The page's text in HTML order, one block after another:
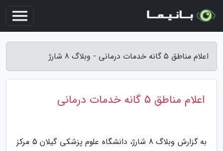
اعلام مناطق 5 گانه خدمات درمانی - وبلاگ 8 شارژ
اعلام مناطق 5 گانه خدمات درمانی
به گزارش وبلاگ 8 شارژ، دانشگاه علوم پزشکی گیلان 5 مرکز